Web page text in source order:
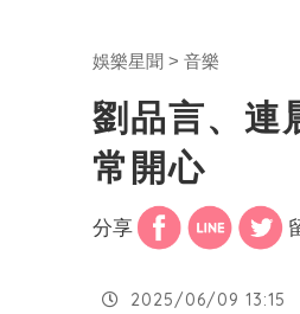
娛樂星聞 音樂
劉品言、連
常開心
分享
2025/06/09 13:15